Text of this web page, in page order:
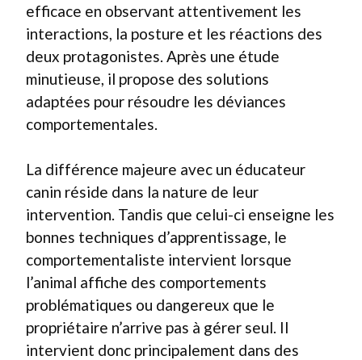
efficace en observant attentivement les
interactions, la posture et les réactions des
deux protagonistes. Après une étude
minutieuse, il propose des solutions
adaptées pour résoudre les déviances
comportementales.
La différence majeure avec un éducateur
canin réside dans la nature de leur
intervention. Tandis que celui-ci enseigne les
bonnes techniques d’apprentissage, le
comportementaliste intervient lorsque
l’animal affiche des comportements
problématiques ou dangereux que le
propriétaire n’arrive pas à gérer seul. Il
intervient donc principalement dans des